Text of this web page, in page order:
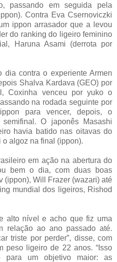
passando em seguida pela
Contra Eva Csernoviczki
ippon arrasador que a levou
do ranking do ligeiro feminino
Haruna Asami (derrota por
dia contra o experiente Armen
Shalva Kardava (GEO) por
Coxinha venceu por yuko o
na rodada seguinte por
para vencer, depois, o
O japonês Masashi
havia batido nas oitavas do
algoz na final (ippon).
em ação na abertura do
bem o dia, com duas boas
(ippon), Will Frazer (wazari) até
mundial dos ligeiros, Rishod
alto nível e acho que fiz uma
relação ao ano passado até.
triste por perder”, disse, com
peso ligeiro de 22 anos. “Isso
para um objetivo maior: as